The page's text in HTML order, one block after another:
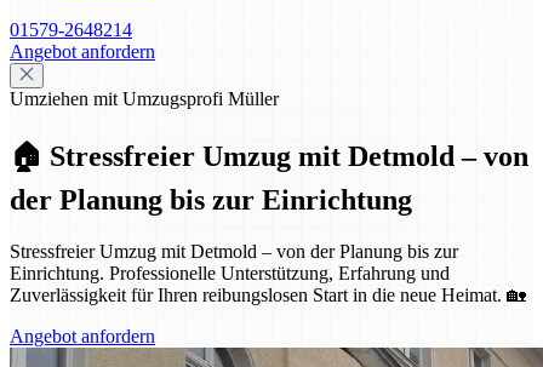
01579-2648214
Angebot anfordern
Umziehen mit Umzugsprofi Müller
🏠 Stressfreier Umzug mit Detmold – von
der Planung bis zur Einrichtung
Stressfreier Umzug mit Detmold – von der Planung bis zur
Einrichtung. Professionelle Unterstützung, Erfahrung und
Zuverlässigkeit für Ihren reibungslosen Start in die neue Heimat. 🏡
Angebot anfordern